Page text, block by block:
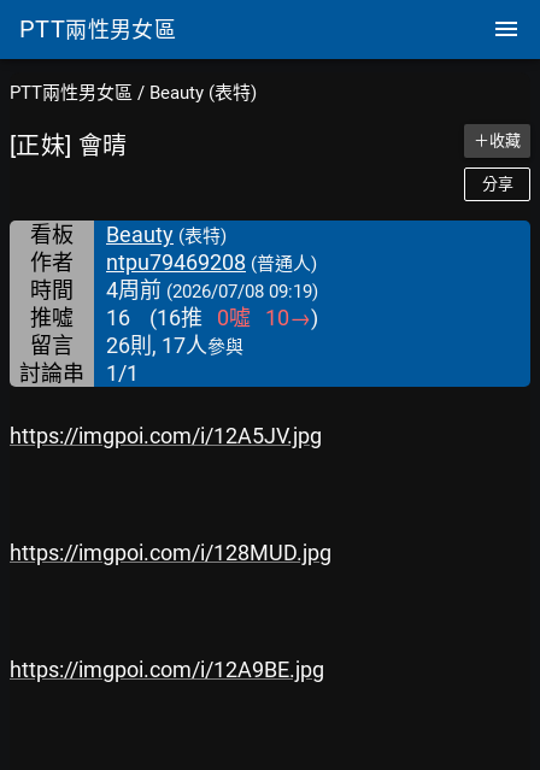
PTT兩性男女區
PTT兩性男女區 / Beauty (表特)
[正妹] 會晴 ＋收藏
分享
看板 Beauty (表特)
作者 ntpu79469208 (普通人)
時間 4周前 (2026/07/08 09:19)
推噓 16 (16推 0噓 10→)
留言
26則, 17人參與
討論串 1/1
https://imgpoi.com/i/12A5JV.jpg
https://imgpoi.com/i/128MUD.jpg
https://imgpoi.com/i/12A9BE.jpg